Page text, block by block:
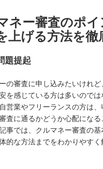
ネー審査のポ
上げる方法を徹
題提起
の審査に申し込みたいけれ
を感じている方は多いのでは
営業やフリーランスの方は
査に通るかどうか心配になる
事では、クルマネー審査の
的な方法までをわかりやすく